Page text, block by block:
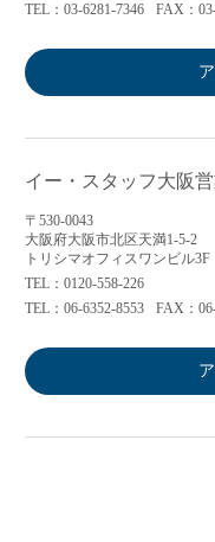
TEL：03-6281-7346
FAX：
イー・スタッフ大阪
〒530-0043
大阪府大阪市北区天満1-5-2
トリシマオフィスワンビル3F
TEL：0120-558-226
TEL：06-6352-8553
FAX：